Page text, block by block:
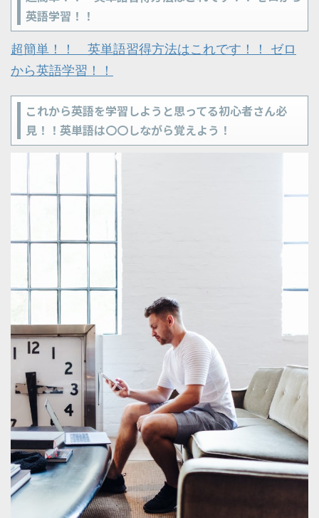
英語学習！！
超簡単！！ 英単語習得方法はこれです！！ ゼロ
から英語学習！！
これから英語を学習しようと思ってる初心者さん必
見！！英単語は〇〇しながら覚えよう！